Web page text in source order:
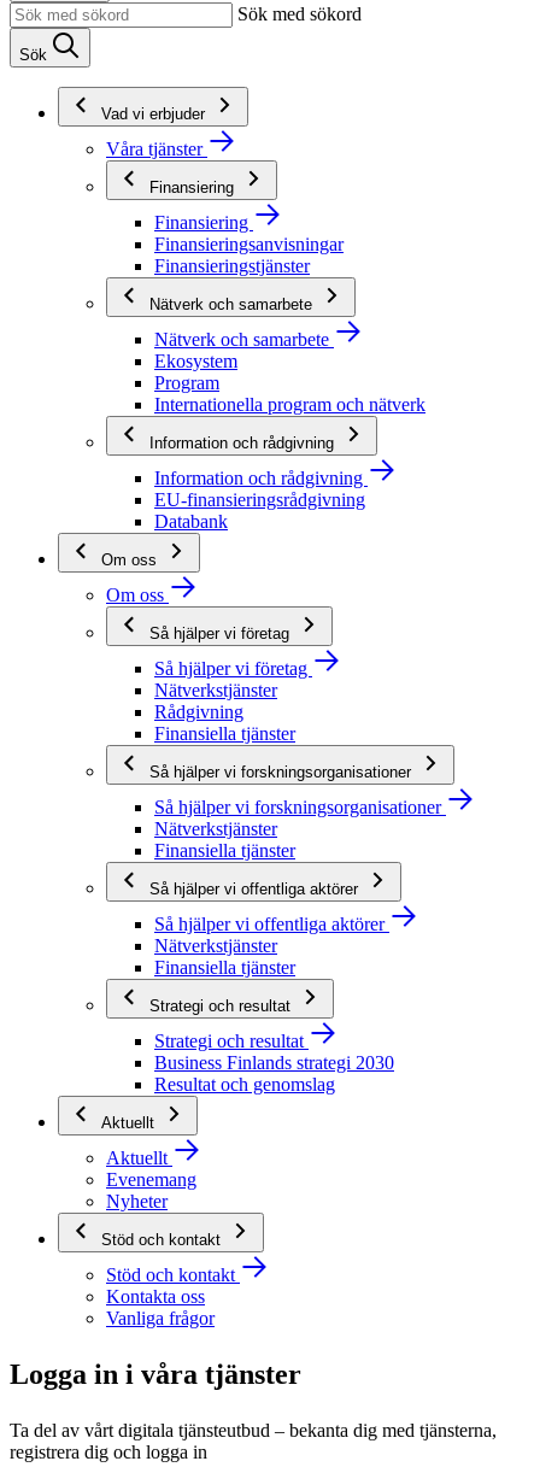
Sök med sökord
Sök
Vad vi erbjuder
Våra tjänster
Finansiering
Finansiering
Finansieringsanvisningar
Finansieringstjänster
Nätverk och samarbete
Nätverk och samarbete
Ekosystem
Program
Internationella program och nätverk
Information och rådgivning
Information och rådgivning
EU-finansieringsrådgivning
Databank
Om oss
Om oss
Så hjälper vi företag
Så hjälper vi företag
Nätverkstjänster
Rådgivning
Finansiella tjänster
Så hjälper vi forskningsorganisationer
Så hjälper vi forskningsorganisationer
Nätverkstjänster
Finansiella tjänster
Så hjälper vi offentliga aktörer
Så hjälper vi offentliga aktörer
Nätverkstjänster
Finansiella tjänster
Strategi och resultat
Strategi och resultat
Business Finlands strategi 2030
Resultat och genomslag
Aktuellt
Aktuellt
Evenemang
Nyheter
Stöd och kontakt
Stöd och kontakt
Kontakta oss
Vanliga frågor
Logga in i våra tjänster
Ta del av vårt digitala tjänsteutbud – bekanta dig med tjänsterna,
registrera dig och logga in